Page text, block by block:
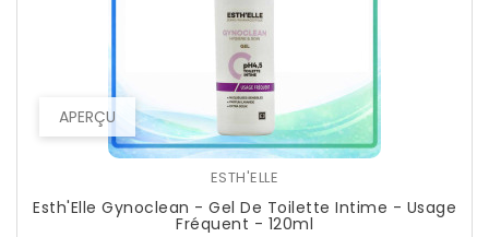
APERÇU
ESTH'ELLE
Esth'Elle Gynoclean - Gel De Toilette Intime - Usage
Fréquent - 120ml